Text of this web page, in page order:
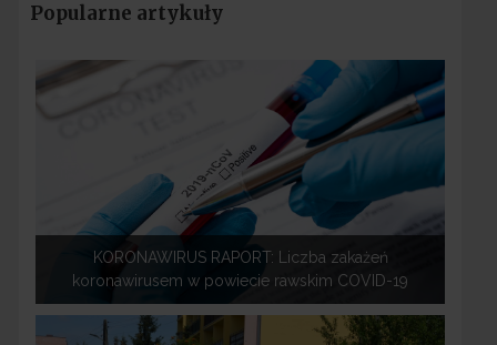
Popularne artykuły
KORONAWIRUS RAPORT: Liczba zakażeń
koronawirusem w powiecie rawskim COVID-19